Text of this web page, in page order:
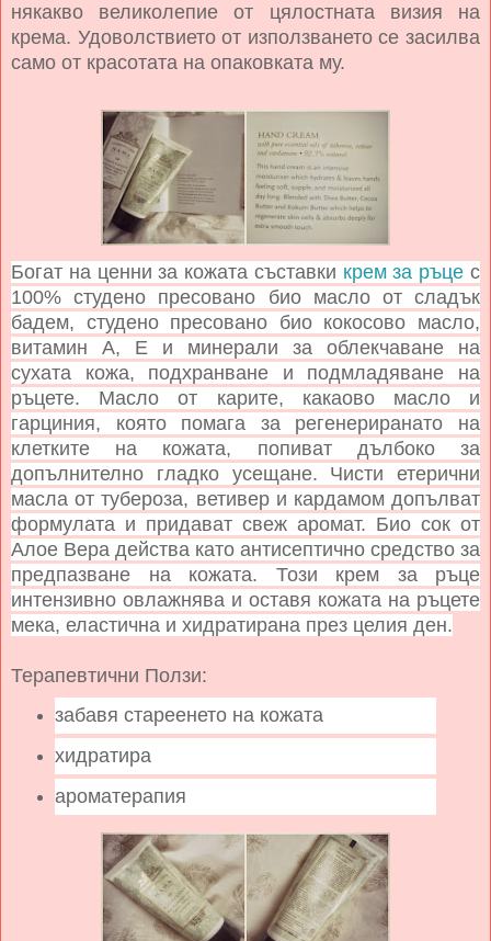
някакво великолепие от цялостната визия на
крема. Удоволствието от използването се засилва
само от красотата на опаковката му.
Богат на ценни за кожата съставки крем за ръце с
100% студено пресовано био масло от сладък
бадем, студено пресовано био кокосово масло,
витамин А, Е и минерали за облекчаване на
сухата кожа, подхранване и подмладяване на
ръцете. Масло от карите, какаово масло и
гарциния, която помага за регенериранато на
клетките на кожата, попиват дълбоко за
допълнително гладко усещане. Чисти етерични
масла от тубероза, ветивер и кардамом допълват
формулата и придават свеж аромат. Био сок от
Алое Вера действа като антисептично средство за
предпазване на кожата. Този крем за ръце
интензивно овлажнява и оставя кожата на ръцете
мека, еластична и хидратирана през целия ден.
Терапевтични Ползи:
забавя стареенето на кожата
хидратира
ароматерапия